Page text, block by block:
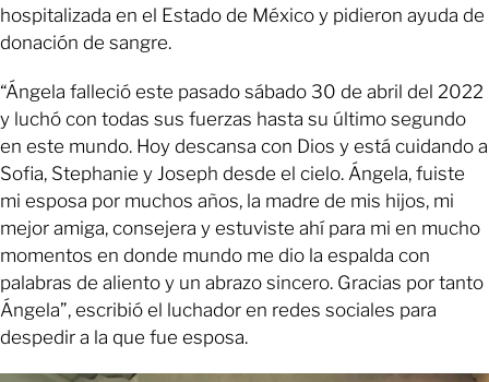
hospitalizada en el Estado de México y pidieron ayuda de
donación de sangre.
“Ángela falleció este pasado sábado 30 de abril del 2022
y luchó con todas sus fuerzas hasta su último segundo
en este mundo. Hoy descansa con Dios y está cuidando a
Sofia, Stephanie y Joseph desde el cielo. Ángela, fuiste
mi esposa por muchos años, la madre de mis hijos, mi
mejor amiga, consejera y estuviste ahí para mi en mucho
momentos en donde mundo me dio la espalda con
palabras de aliento y un abrazo sincero. Gracias por tanto
Ángela”, escribió el luchador en redes sociales para
despedir a la que fue esposa.